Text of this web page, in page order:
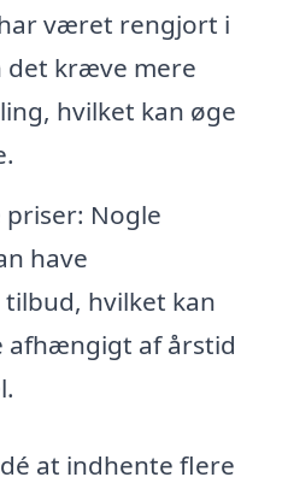
været rengjort i
kræve mere
hvilket kan øge
Nogle
have
hvilket kan
afhængigt af årstid
at indhente flere